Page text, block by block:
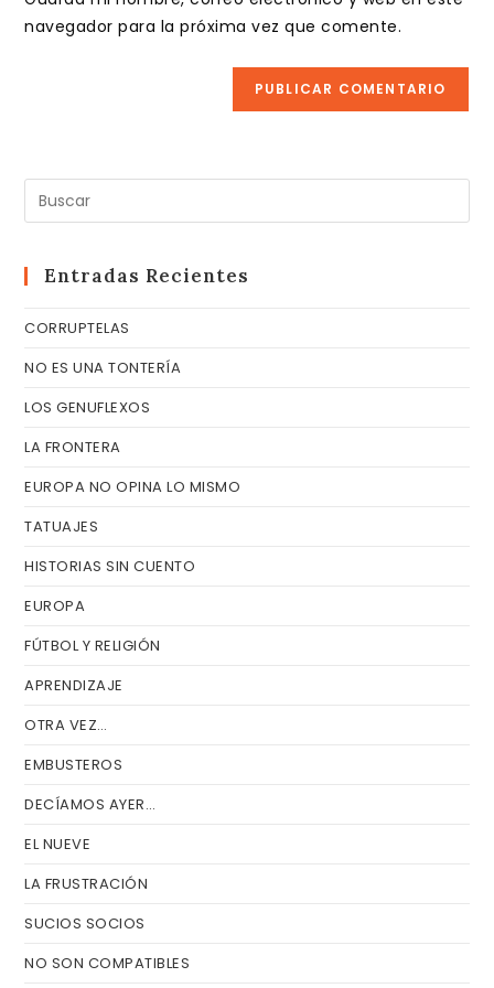
comentar
navegador para la próxima vez que comente.
Entradas Recientes
CORRUPTELAS
NO ES UNA TONTERÍA
LOS GENUFLEXOS
LA FRONTERA
EUROPA NO OPINA LO MISMO
TATUAJES
HISTORIAS SIN CUENTO
EUROPA
FÚTBOL Y RELIGIÓN
APRENDIZAJE
OTRA VEZ…
EMBUSTEROS
DECÍAMOS AYER…
EL NUEVE
LA FRUSTRACIÓN
SUCIOS SOCIOS
NO SON COMPATIBLES